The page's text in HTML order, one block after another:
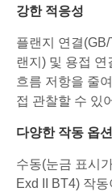
강한 적응성
플랜지 연결
랜지) 및 용접
흐름 저항을 줄
접 관찰할 수 있
다양한 작동 옵션
수동(눈금 표시
Exd II BT4) 작